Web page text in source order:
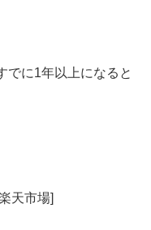
でに1年以上になると
天市場]